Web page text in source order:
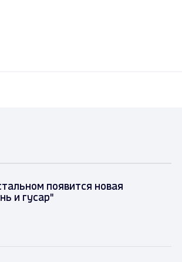
появится новая
и гусар"